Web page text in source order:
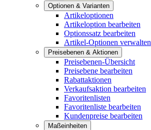
Optionen & Varianten
Artikeloptionen
Artikeloption bearbeiten
Optionssatz bearbeiten
Artikel-Optionen verwalten
Preisebenen & Aktionen
Preisebenen-Übersicht
Preisebene bearbeiten
Rabattaktionen
Verkaufsaktion bearbeiten
Favoritenlisten
Favoritenliste bearbeiten
Kundenpreise bearbeiten
Maßeinheiten